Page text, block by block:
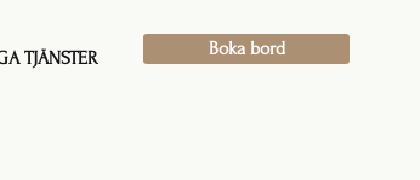
TJÄNSTER Boka bord